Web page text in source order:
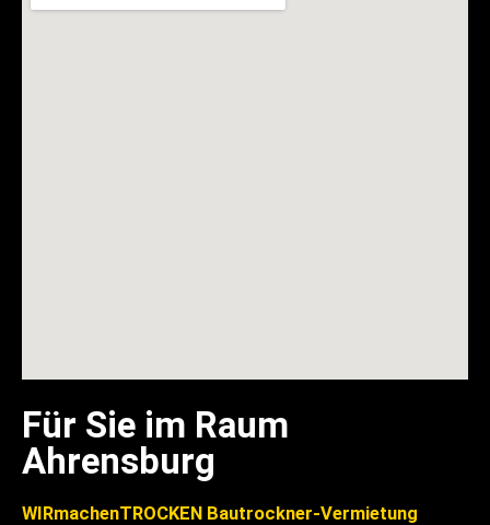
Für Sie im Raum
Ahrensburg
WIRmachenTROCKEN Bautrockner-Vermietung